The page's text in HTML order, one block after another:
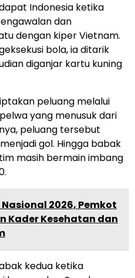
Indonesia ketika
dan
dengan kiper Vietnam.
bola, ia ditarik
diganjar kartu kuning
peluang melalui
yang menusuk dari
peluang tersebut
gol. Hingga babak
masih bermain imbang
2026, Pemkot
Kader Kesehatan dan
kedua ketika